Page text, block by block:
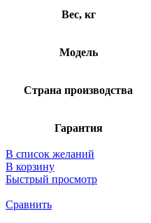
Вес, кг
Модель
Страна производства
Гарантия
В список желаний
В корзину
Быстрый просмотр
Сравнить